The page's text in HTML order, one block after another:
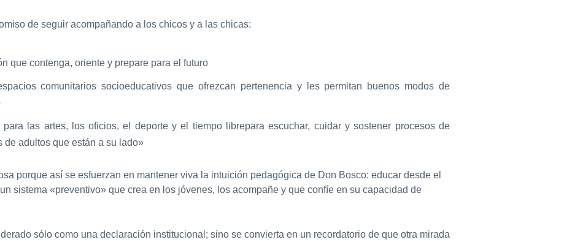
de seguir acompañando a los chicos y a las chicas:
que contenga, oriente y prepare para el futuro
comunitarios socioeducativos que ofrezcan pertenencia y les permitan buenos modos de
las artes, los oficios, el deporte y el tiempo librepara escuchar, cuidar y sostener procesos de
adultos que están a su lado»
porque así se esfuerzan en mantener viva la intuición pedagógica de Don Bosco: educar desde el
sistema «preventivo» que crea en los jóvenes, los acompañe y que confíe en su capacidad de
sólo como una declaración institucional; sino se convierta en un recordatorio de que otra mirada